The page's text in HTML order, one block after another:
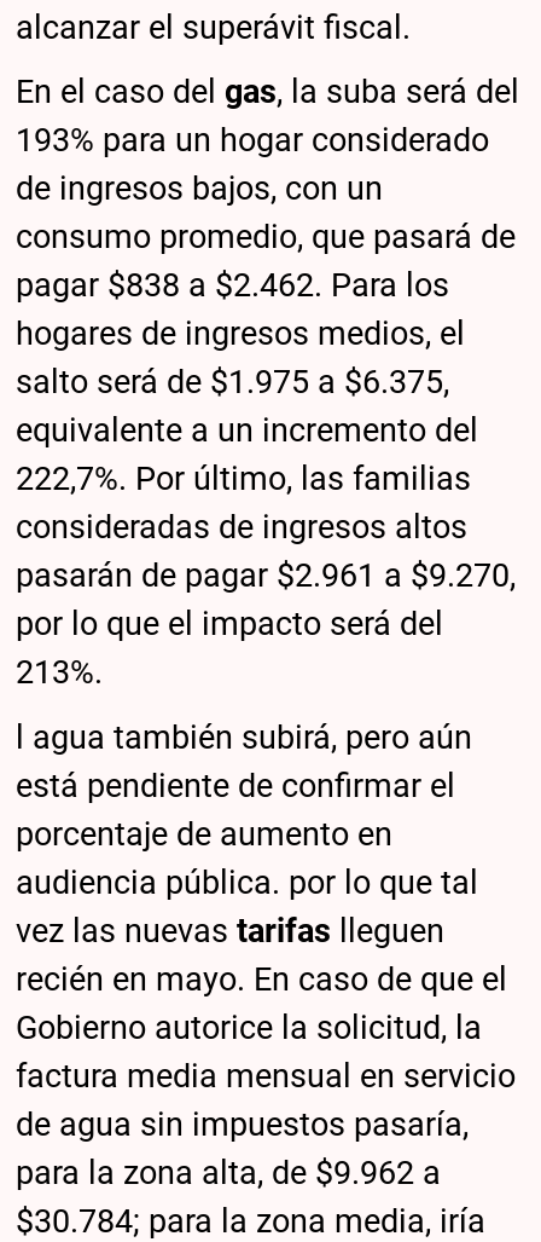
alcanzar el superávit fiscal.
En el caso del gas, la suba será del
193% para un hogar considerado
de ingresos bajos, con un
consumo promedio, que pasará de
pagar $838 a $2.462. Para los
hogares de ingresos medios, el
salto será de $1.975 a $6.375,
equivalente a un incremento del
222,7%. Por último, las familias
consideradas de ingresos altos
pasarán de pagar $2.961 a $9.270,
por lo que el impacto será del
213%.
l agua también subirá, pero aún
está pendiente de confirmar el
porcentaje de aumento en
audiencia pública. por lo que tal
vez las nuevastarifas lleguen
recién en mayo. En caso de que el
Gobierno autorice la solicitud, la
factura media mensual en servicio
de agua sin impuestos pasaría,
para la zona alta, de $9.962 a
$30.784; para la zona media, iría